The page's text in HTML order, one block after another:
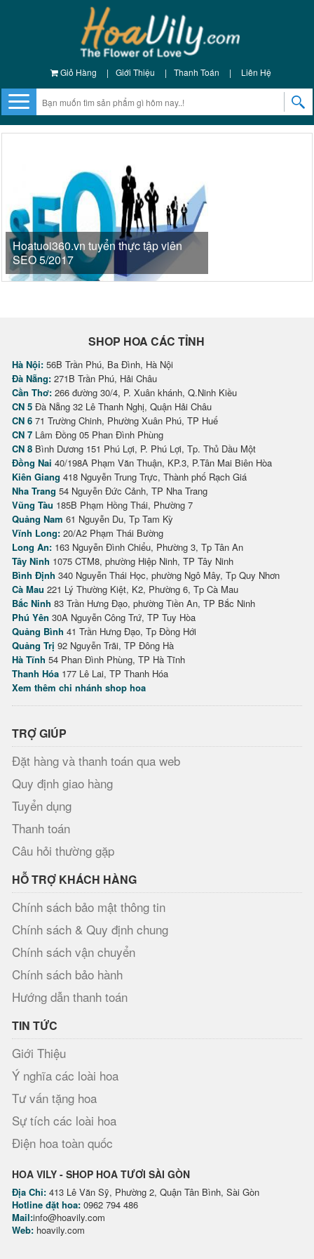
Giỏ Hàng | Giới Thiệu | Thanh Toán | Liên Hệ
Hoatuoi360.vn tuyển thực tập viên
SEO 5/2017
SHOP HOA CÁC TỈNH
Hà Nội: 56B Trần Phú, Ba Đình, Hà Nội
Đà Nẵng: 271B Trần Phú, Hải Châu
Cần Thơ: 266 đường 30/4, P. Xuân khánh, Q.Ninh Kiều
CN 5 Đà Nẵng 32 Lê Thanh Nghị, Quận Hải Châu
CN 6 71 Trường Chinh, Phường Xuân Phú, TP Huế
CN 7 Lâm Đồng 05 Phan Đình Phùng
CN 8 Bình Dương 151 Phú Lợi, P. Phú Lợi, Tp. Thủ Dầu Một
Đồng Nai 40/198A Phạm Văn Thuận, KP.3, P.Tân Mai Biên Hòa
Kiên Giang 418 Nguyễn Trung Trực, Thành phố Rạch Giá
Nha Trang 54 Nguyễn Đức Cảnh, TP Nha Trang
Vũng Tàu 185B Phạm Hồng Thái, Phường 7
Quảng Nam 61 Nguyễn Du, Tp Tam Kỳ
Vĩnh Long: 20/A2 Phạm Thái Bường
Long An: 163 Nguyễn Đình Chiểu, Phường 3, Tp Tân An
Tây Ninh 1075 CTM8, phường Hiệp Ninh, TP Tây Ninh
Bình Định 340 Nguyễn Thái Học, phường Ngô Mây, Tp Quy Nhơn
Cà Mau 221 Lý Thường Kiệt, K2, Phường 6, Tp Cà Mau
Bắc Ninh 83 Trần Hưng Đạo, phường Tiền An, TP Bắc Ninh
Phú Yên 30A Nguyễn Công Trứ, TP Tuy Hòa
Quảng Bình 41 Trần Hưng Đạo, Tp Đồng Hới
Quảng Trị 92 Nguyễn Trãi, TP Đông Hà
Hà Tĩnh 54 Phan Đình Phùng, TP Hà Tĩnh
Thanh Hóa 177 Lê Lai, TP Thanh Hóa
Xem thêm chi nhánh shop hoa
TRỢ GIÚP
Đặt hàng và thanh toán qua web
Quy định giao hàng
Tuyển dụng
Thanh toán
Câu hỏi thường gặp
HỖ TRỢ KHÁCH HÀNG
Chính sách bảo mật thông tin
Chính sách & Quy định chung
Chính sách vận chuyển
Chính sách bảo hành
Hướng dẫn thanh toán
TIN TỨC
Giới Thiệu
Ý nghĩa các loài hoa
Tư vấn tặng hoa
Sự tích các loài hoa
Điện hoa toàn quốc
HOA VILY - SHOP HOA TƯƠI SÀI GÒN
Địa Chỉ: 413 Lê Văn Sỹ, Phường 2, Quận Tân Bình, Sài Gòn
Hotline đặt hoa: 0962 794 486
Mail:info@hoavily.com
Web: hoavily.com